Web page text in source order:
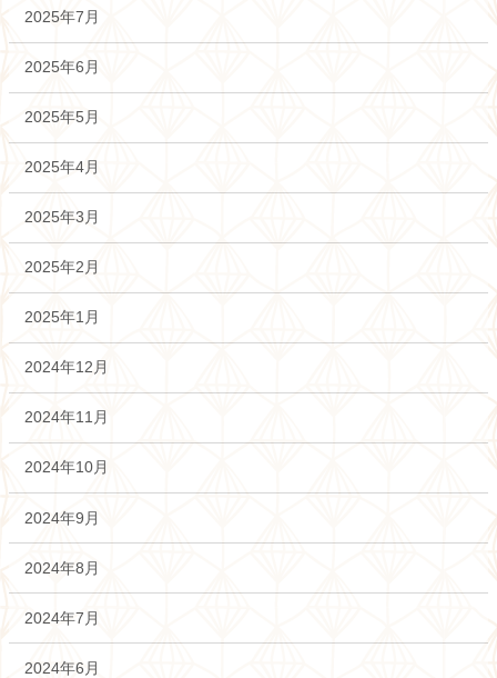
2025年7月
2025年6月
2025年5月
2025年4月
2025年3月
2025年2月
2025年1月
2024年12月
2024年11月
2024年10月
2024年9月
2024年8月
2024年7月
2024年6月